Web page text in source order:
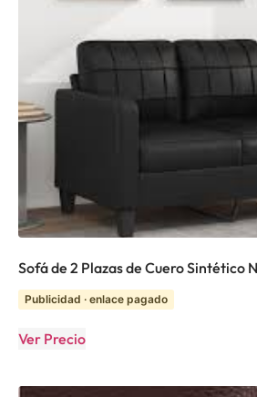
Sofá de 2 Plazas de Cuero Sintético
Publicidad · enlace pagado
Ver Precio